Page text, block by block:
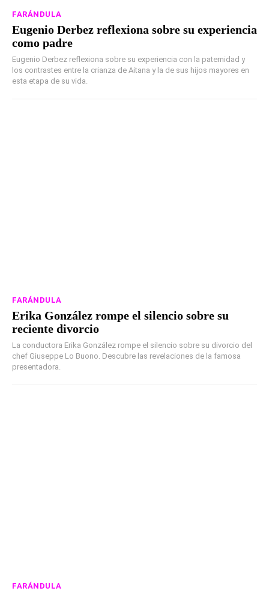
FARÁNDULA
Eugenio Derbez reflexiona sobre su experiencia
como padre
Eugenio Derbez reflexiona sobre su experiencia con la paternidad y
los contrastes entre la crianza de Aitana y la de sus hijos mayores en
esta etapa de su vida.
FARÁNDULA
Erika González rompe el silencio sobre su
reciente divorcio
La conductora Erika González rompe el silencio sobre su divorcio del
chef Giuseppe Lo Buono. Descubre las revelaciones de la famosa
presentadora.
FARÁNDULA